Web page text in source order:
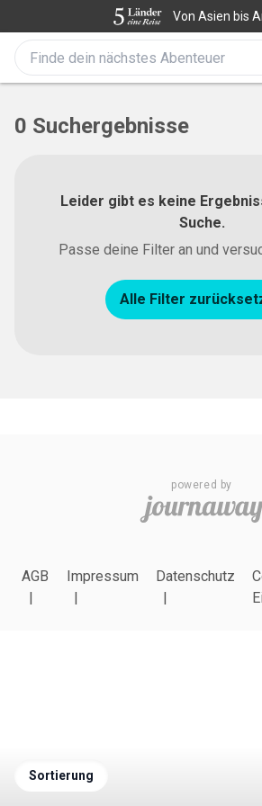
Von Asien bis
Sortierung
0 Suchergebnisse
Leider gibt es keine
Suche.
Passe deine Filter an und
Alle Filter
powered by
AGB Impressum Datenschutz